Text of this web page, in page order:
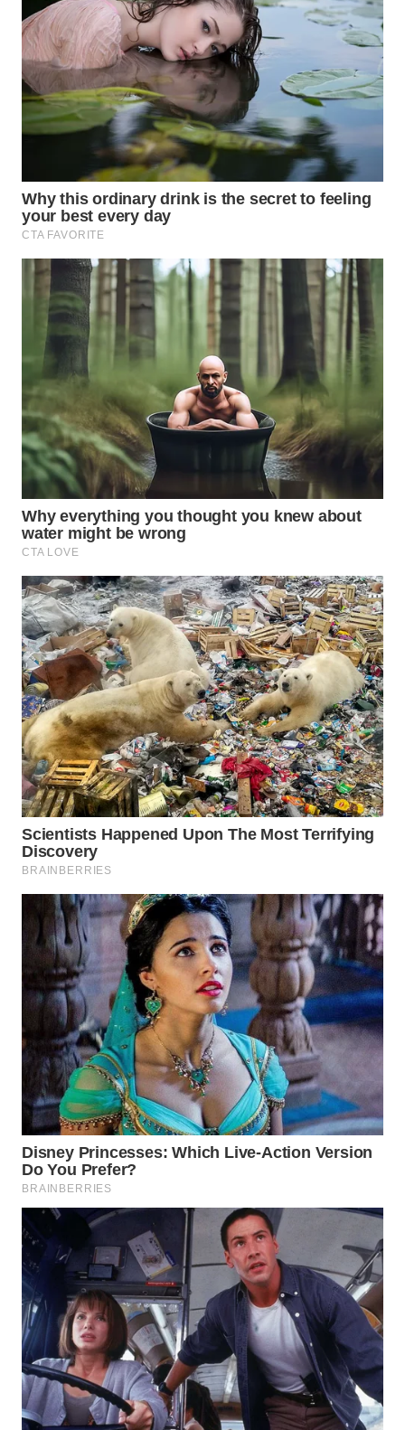
WN
PAKPAK
WN
KARAWANG
WN
BEKASI
BOGOR
WN
DEPOK
WN
TAPANULI
UTARA
WN
SAMOSIR
WN
PADANG
LAWAS
WN
SUMEDANG
WN
CIANJUR
WN
KEPULAUAN
SERIBU
WN
TANGERANG
WN
BINJAI
WN
CIREBON
WN
INDRAMAYU
WN
KUNINGAN
WN
MAJALENGKA
WN
SUBANG
WN
SUKABUMI
WN
PURWAKARTA